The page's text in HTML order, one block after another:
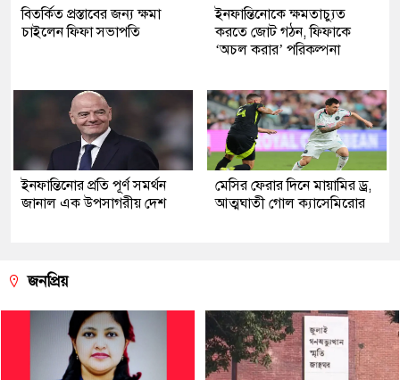
বিতর্কিত প্রস্তাবের জন্য ক্ষমা
চাইলেন ফিফা সভাপতি
ইনফান্তিনোকে ক্ষমতাচ্যুত
করতে জোট গঠন, ফিফাকে
‘অচল করার’ পরিকল্পনা
ইনফান্তিনোর প্রতি পূর্ণ সমর্থন
জানাল এক উপসাগরীয় দেশ
মেসির ফেরার দিনে মায়ামির ড্র,
আত্মঘাতী গোল ক্যাসেমিরোর
জনপ্রিয়